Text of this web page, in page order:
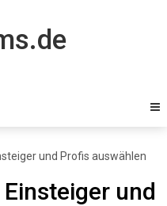
und Profis auswählen
und